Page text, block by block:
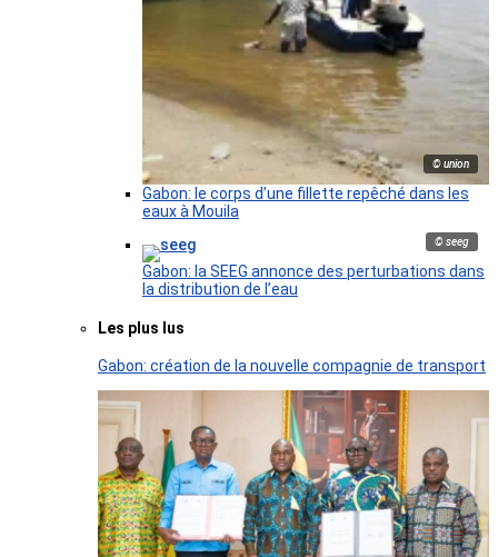
© union
Gabon: le corps d’une fillette repêché dans les
eaux à Mouila
© seeg
Gabon: la SEEG annonce des perturbations dans
la distribution de l’eau
Les plus lus
Gabon: création de la nouvelle compagnie de transport